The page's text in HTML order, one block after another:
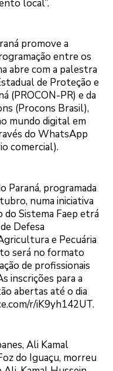
local”.
promove a
entre os
abre com a palestra
de Proteção e
(PROCON-PR) e da
(Procons Brasil),
mundo digital em
do WhatsApp
comercial).
Paraná, programada
numa iniciativa
do Sistema Faep etrá
Defesa
e Pecuária
será no formato
de profissionais
inscrições para a
abertas até o dia
r/iK9yh142UT.
Ali Kamal
do Iguaçu, morreu